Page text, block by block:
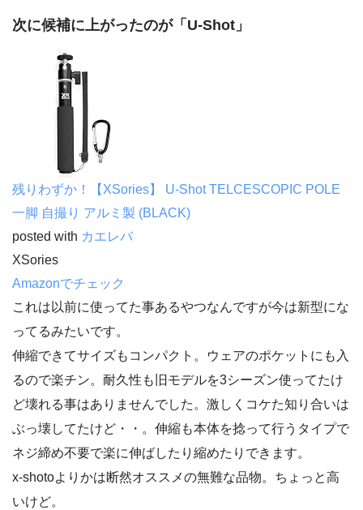
次に候補に上がったのが「U-Shot」
残りわずか！【XSories】 U-Shot TELCESCOPIC POLE
一脚 自撮り アルミ製 (BLACK)
posted with カエレバ
XSories
Amazonでチェック
これは以前に使ってた事あるやつなんですが今は新型にな
ってるみたいです。
伸縮できてサイズもコンパクト。ウェアのポケットにも入
るので楽チン。耐久性も旧モデルを3シーズン使ってたけ
ど壊れる事はありませんでした。激しくコケた知り合いは
ぶっ壊してたけど・・。伸縮も本体を捻って行うタイプで
ネジ締め不要で楽に伸ばしたり縮めたりできます。
x-shotoよりかは断然オススメの無難な品物。ちょっと高
いけど。